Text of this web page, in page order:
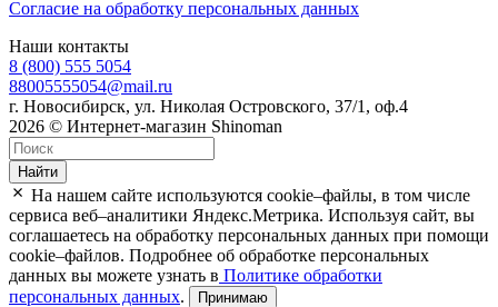
Согласие на обработку персональных данных
Наши контакты
8 (800) 555 5054
88005555054@mail.ru
г. Новосибирск, ул. Николая Островского, 37/1, оф.4
2026 © Интернет-магазин Shinoman
Найти
На нашем сайте используются cookie–файлы, в том числе
сервиса веб–аналитики Яндекс.Метрика. Используя сайт, вы
соглашаетесь на обработку персональных данных при помощи
cookie–файлов. Подробнее об обработке персональных
данных вы можете узнать в Политике обработки
персональных данных. Принимаю